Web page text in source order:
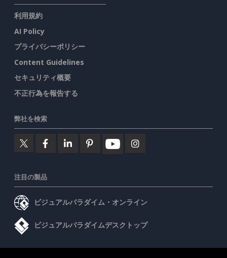
利用規約
AI Policy
プライバシーポリシー
Content Guidelines
セキュリティ概要
不正行為を報告する
弊社を検索
注目の製品
ビジュアルパラダイム・オンライン
ビジュアルパラダイムデスクトップ